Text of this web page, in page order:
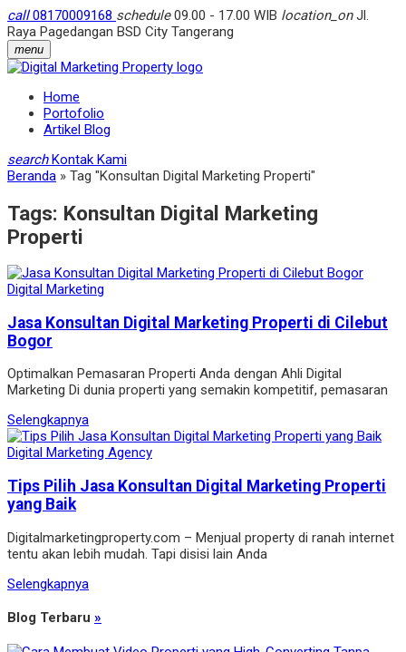
call08170009168 schedule09.00 - 17.00 WIB location_onJl.
Raya Pagedangan BSD City Tangerang
menu
Home
Portofolio
Artikel Blog
search Kontak Kami
Beranda » Tag "Konsultan Digital Marketing Properti"
Tags: Konsultan Digital Marketing
Properti
Digital Marketing
Jasa Konsultan Digital Marketing Properti di Cilebut
Bogor
Optimalkan Pemasaran Properti Anda dengan Ahli Digital
Marketing Di dunia properti yang semakin kompetitif, pemasaran
Selengkapnya
Digital Marketing Agency
Tips Pilih Jasa Konsultan Digital Marketing Properti
yang Baik
Digitalmarketingproperty.com – Menjual property di ranah internet
tentu akan lebih mudah. Tapi disisi lain Anda
Selengkapnya
Blog Terbaru »